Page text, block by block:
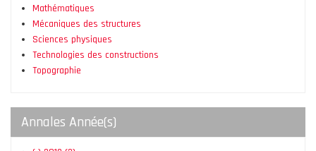
Mathématiques
Mécaniques des structures
Sciences physiques
Technologies des constructions
Topographie
Annales Année(s)